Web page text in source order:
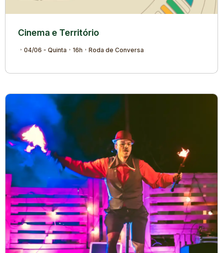
Cinema e Território
04/06 - Quinta 16h Roda de Conversa